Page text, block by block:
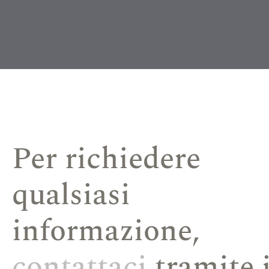
Per richiedere
qualsiasi
informazione,